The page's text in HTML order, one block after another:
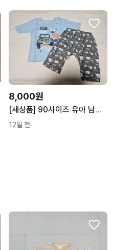
8,000원
[새상품] 90사이즈 유아 남아 여름실내복 상하복
12일 전